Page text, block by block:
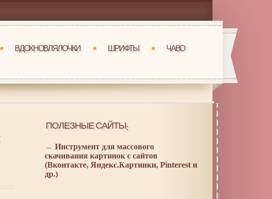
ВДОХНОВЛЯЛОЧКИ ШРИФТЫ ЧАВО
ПОЛЕЗНЫЕ САЙТЫ:
→ Инструмент для массового
скачивания картинок с сайтов
(Вконтакте, Яндекс.Картинки, Pinterest и
др.)